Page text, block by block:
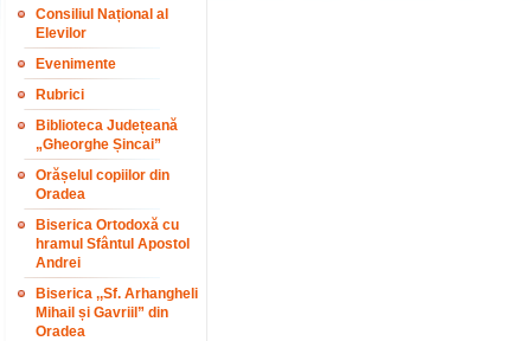
Consiliul Național al
Elevilor
Evenimente
Rubrici
Biblioteca Județeană
„Gheorghe Șincai”
Orășelul copiilor din
Oradea
Biserica Ortodoxă cu
hramul Sfântul Apostol
Andrei
Biserica ,,Sf. Arhangheli
Mihail și Gavriil” din
Oradea